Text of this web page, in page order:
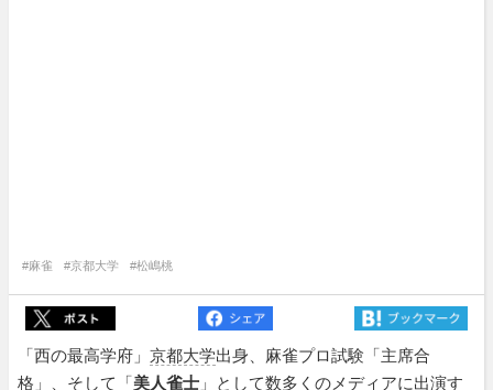
#麻雀 #京都大学 #松嶋桃
「西の最高学府」 京都大学出身、麻雀プロ試験「主席合
格」、そして「美人雀士 」として数多くのメディアに出演す